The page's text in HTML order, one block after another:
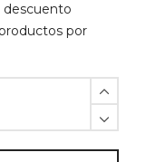
descuento
por